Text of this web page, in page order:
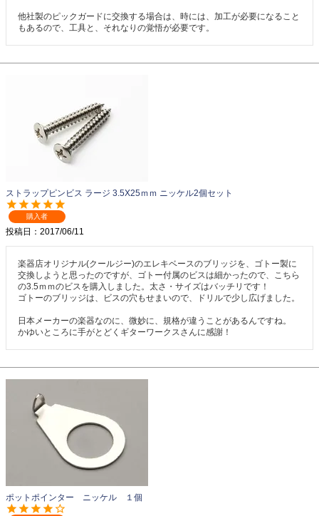
他社製のピックガードに交換する場合は、時には、加工が必要になること
もあるので、工具と、それなりの覚悟が必要です。
ストラップピンビス ラージ 3.5X25ｍｍ ニッケル2個セット
購入者
投稿日 2017/06/11
楽器店オリジナル(クールジー)のエレキベースのブリッジを、ゴトー製に
交換しようと思ったのですが、ゴトー付属のビスは細かったので、こちら
の3.5ｍｍのビスを購入しました。太さ・サイズはバッチリです！
ゴトーのブリッジは、ビスの穴もせまいので、ドリルで少し広げました。
日本メーカーの楽器なのに、微妙に、規格が違うことがあるんですね。
かゆいところに手がとどくギターワークスさんに感謝！
ポットポインター ニッケル １個